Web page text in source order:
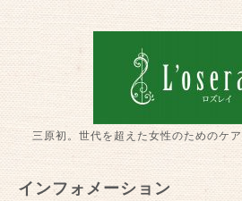
三原初。世代を超えた女性のためのケ
インフォメーション